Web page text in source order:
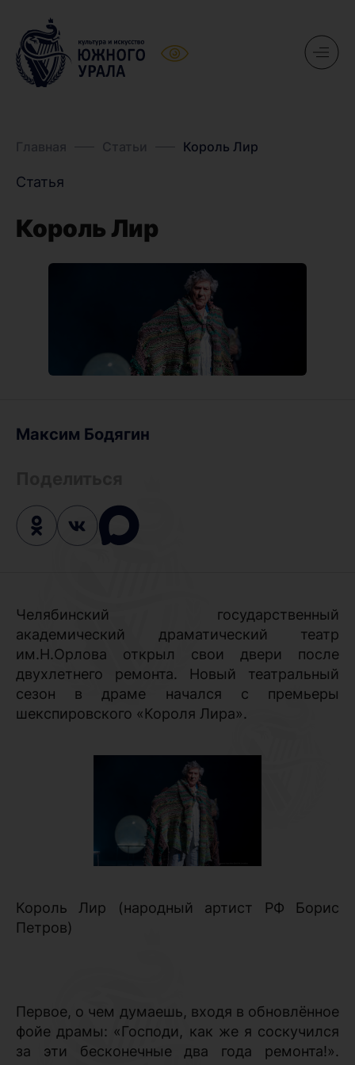
Главная Статьи Король Лир
Статья
Король Лир
Максим Бодягин
Челябинский государственный
академический драматический театр
им.Н.Орлова открыл свои двери после
двухлетнего ремонта. Новый театральный
сезон в драме начался с премьеры
шекспировского «Короля Лира».
Король Лир (народный артист РФ Борис
Петров)
Первое, о чем думаешь, входя в обновлённое
фойе драмы: «Господи, как же я соскучился
за эти бесконечные два года ремонта!».